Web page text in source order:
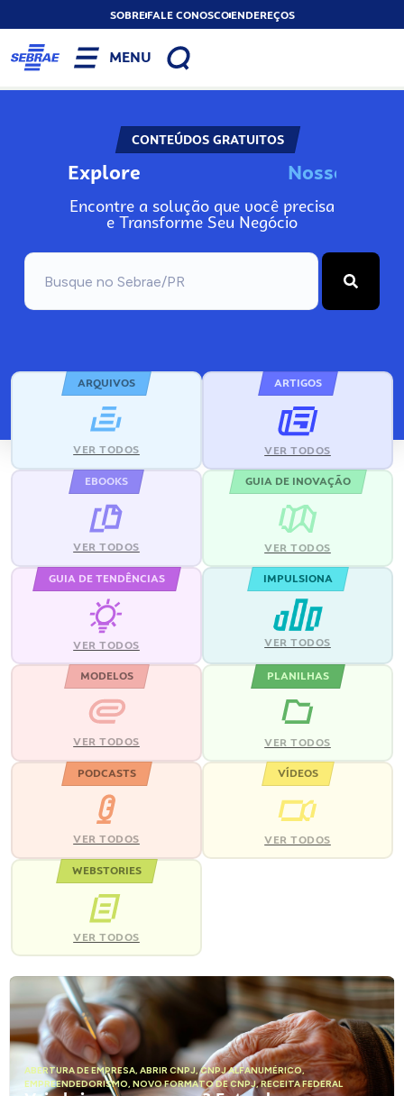
SOBREFALE CONOSCOENDEREÇOS
MENU
CONTEÚDOS GRATUITOS
Explore Noss
Encontre a solução que você precisa
e Transforme Seu Negócio
ARQUIVOS
VER TODOS
ARTIGOS
VER TODOS
EBOOKS
VER TODOS
GUIA DE INOVAÇÃO
VER TODOS
GUIA DE TENDÊNCIAS
VER TODOS
IMPULSIONA
VER TODOS
MODELOS
VER TODOS
PLANILHAS
VER TODOS
PODCASTS
VER TODOS
VÍDEOS
VER TODOS
WEBSTORIES
VER TODOS
ABERTURA DE EMPRESA, ABRIR CNPJ,CNPJ ALFANUMÉRICO,
EMPREENDEDORISMO, NOVO FORMATO DE CNPJ,RECEITA FEDERAL